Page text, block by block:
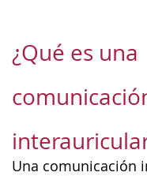
¿Qué es una
Una comunicación